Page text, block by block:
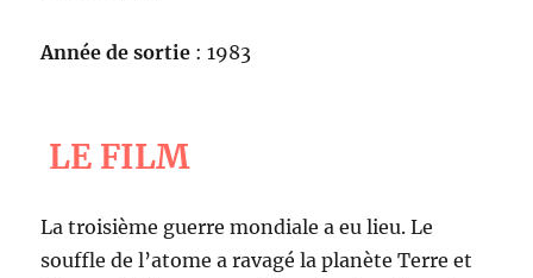
Année de sortie : 1983
LE FILM
La troisième guerre mondiale a eu lieu. Le
souffle de l’atome a ravagé la planète Terre et